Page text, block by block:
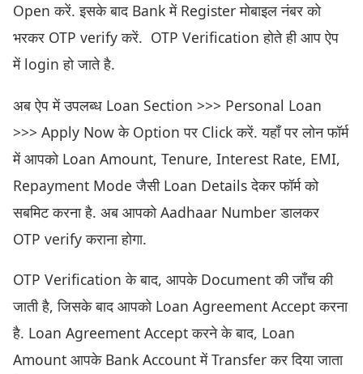
Open करें. इसके बाद Bank में Register मोबाइल नंबर को
भरकर OTP verify करें. OTP Verification होते ही आप ऐप
में login हो जाते है.
अब ऐप में उपलब्ध Loan Section >>> Personal Loan
>>> Apply Now के Option पर Click करें. यहाँ पर लोन फॉर्म
में आपको Loan Amount, Tenure, Interest Rate, EMI,
Repayment Mode जैसी Loan Details देकर फॉर्म को
सबमिट करना है. अब आपको Aadhaar Number डालकर
OTP verify कराना होगा.
OTP Verification के बाद, आपके Document की जाँच की
जाती है, जिसके बाद आपको Loan Agreement Accept करना
है. Loan Agreement Accept करने के बाद, Loan
Amount आपके Bank Account में Transfer कर दिया जाता